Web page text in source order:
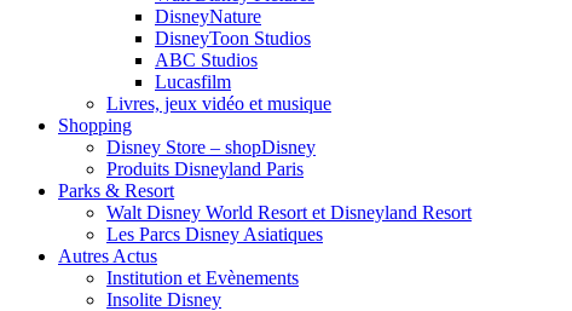
DisneyNature
DisneyToon Studios
ABC Studios
Lucasfilm
Livres, jeux vidéo et musique
Shopping
Disney Store – shopDisney
Produits Disneyland Paris
Parks & Resort
Walt Disney World Resort et Disneyland Resort
Les Parcs Disney Asiatiques
Autres Actus
Institution et Evènements
Insolite Disney